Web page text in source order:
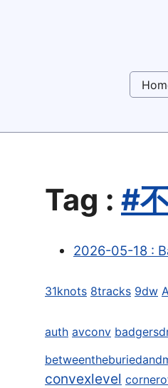
Tag : #
2026-05-18 :
31knots 8tracks 9dw
auth avconv
convexlevel